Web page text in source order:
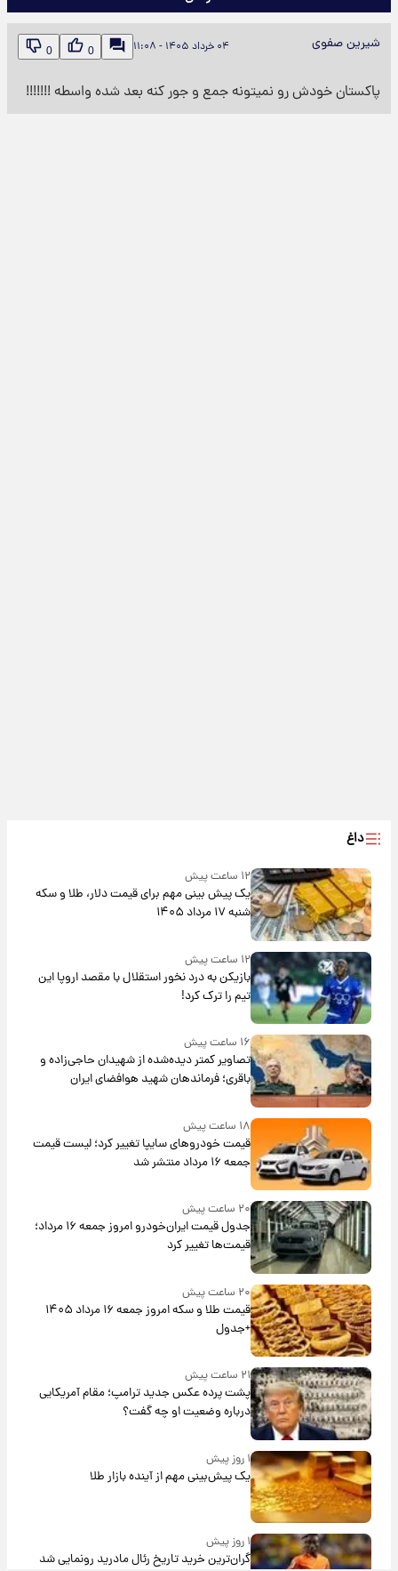
شیرین صفوی ۰۴ خرداد ۱۴۰۵ - ۱۱:۰۸ 0
0
پاکستان خودش رو نمیتونه جمع و جور کنه بعد شده واسطه !!!!!!!
داغ
۱۲ ساعت پیش
یک پیش ‌بینی مهم برای قیمت دلار، طلا و سکه
شنبه ۱۷ مرداد ۱۴۰۵
۱۲ ساعت پیش
بازیکن به درد نخور استقلال با مقصد اروپا این
تیم را ترک کرد!
۱۶ ساعت پیش
تصاویر کمتر دیده‌شده از شهیدان حاجی‌زاده و
باقری؛ فرماندهان شهید هوافضای ایران
۱۸ ساعت پیش
قیمت خودروهای سایپا تغییر کرد؛ لیست قیمت
جمعه ۱۶ مرداد منتشر شد
۲۰ ساعت پیش
جدول قیمت ایران‌خودرو امروز جمعه ۱۶ مرداد؛
قیمت‌ها تغییر کرد
۲۰ ساعت پیش
قیمت طلا و سکه امروز جمعه ۱۶ مرداد ۱۴۰۵
+جدول
۲۱ ساعت پیش
پشت پرده عکس جدید ترامپ؛ مقام آمریکایی
درباره وضعیت او چه گفت؟
۱ روز پیش
یک پیش‌بینی مهم از آینده بازار طلا
۱ روز پیش
گران‌ترین خرید تاریخ رئال مادرید رونمایی شد